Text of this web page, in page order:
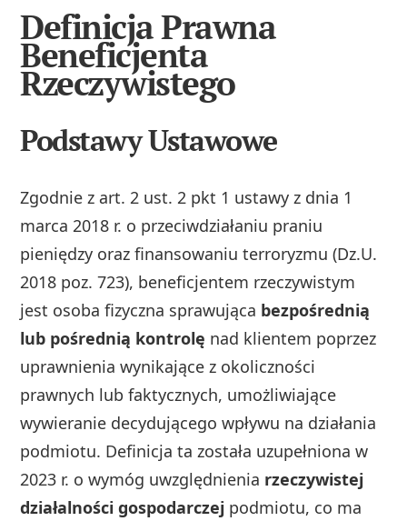
Definicja Prawna
Beneficjenta
Rzeczywistego
Podstawy Ustawowe
Zgodnie z art. 2 ust. 2 pkt 1 ustawy z dnia 1
marca 2018 r. o przeciwdziałaniu praniu
pieniędzy oraz finansowaniu terroryzmu (Dz.U.
2018 poz. 723), beneficjentem rzeczywistym
jest osoba fizyczna sprawująca bezpośrednią
lub pośrednią kontrolę nad klientem poprzez
uprawnienia wynikające z okoliczności
prawnych lub faktycznych, umożliwiające
wywieranie decydującego wpływu na działania
podmiotu. Definicja ta została uzupełniona w
2023 r. o wymóg uwzględnienia rzeczywistej
działalności gospodarczej podmiotu, co ma